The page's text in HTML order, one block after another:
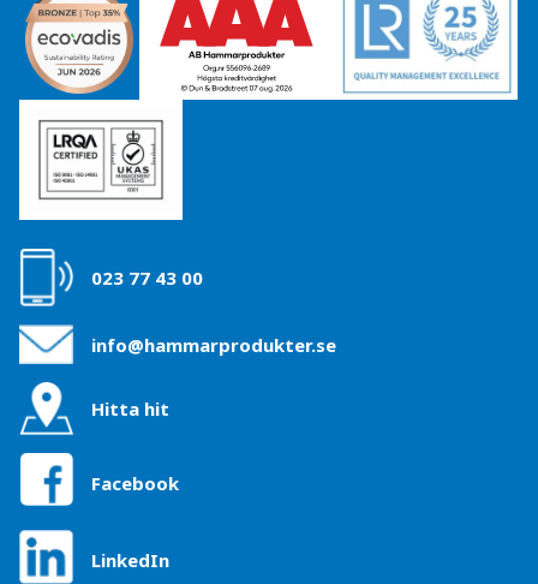
023 77 43 00
info@hammarprodukter.se
Hitta hit
Facebook
LinkedIn